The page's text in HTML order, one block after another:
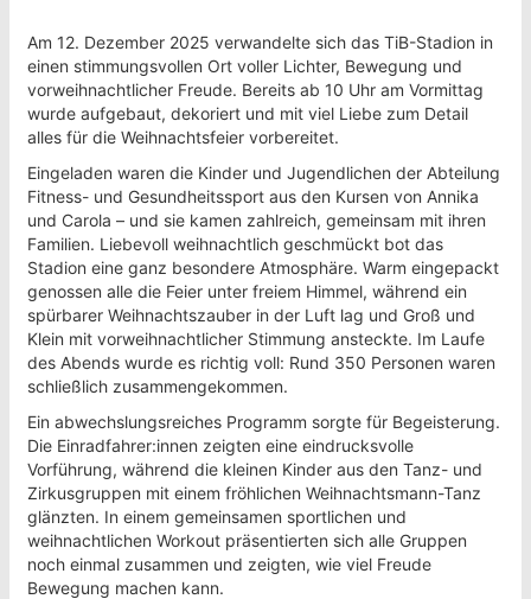
o
Am 12. Dezember 2025 verwandelte sich das TiB-Stadion in
einen stimmungsvollen Ort voller Lichter, Bewegung und
vorweihnachtlicher Freude. Bereits ab 10 Uhr am Vormittag
wurde aufgebaut, dekoriert und mit viel Liebe zum Detail
alles für die Weihnachtsfeier vorbereitet.
Eingeladen waren die Kinder und Jugendlichen der Abteilung
Fitness- und Gesundheitssport aus den Kursen von Annika
und Carola – und sie kamen zahlreich, gemeinsam mit ihren
Familien. Liebevoll weihnachtlich geschmückt bot das
Stadion eine ganz besondere Atmosphäre. Warm eingepackt
genossen alle die Feier unter freiem Himmel, während ein
spürbarer Weihnachtszauber in der Luft lag und Groß und
Klein mit vorweihnachtlicher Stimmung ansteckte. Im Laufe
des Abends wurde es richtig voll: Rund 350 Personen waren
schließlich zusammengekommen.
Ein abwechslungsreiches Programm sorgte für Begeisterung.
Die Einradfahrer:innen zeigten eine eindrucksvolle
Vorführung, während die kleinen Kinder aus den Tanz- und
Zirkusgruppen mit einem fröhlichen Weihnachtsmann-Tanz
glänzten. In einem gemeinsamen sportlichen und
weihnachtlichen Workout präsentierten sich alle Gruppen
noch einmal zusammen und zeigten, wie viel Freude
Bewegung machen kann.